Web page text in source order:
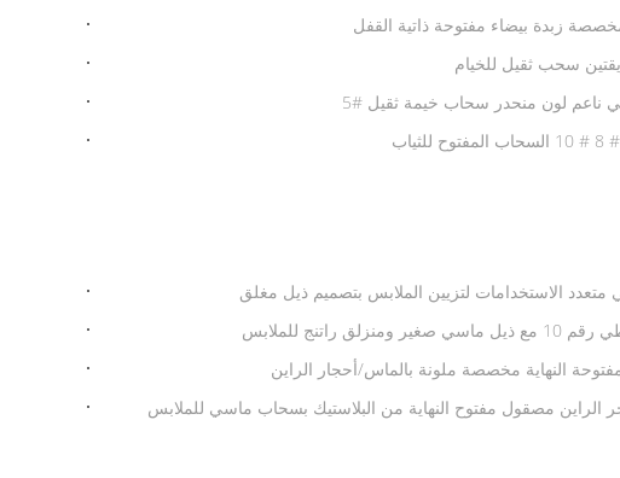
زبدة بيضاء مفتوحة ذاتية القفل
سحب ثقيل للخيام
ناعم لون منحدر سحاب خيمة ثقيل #5
الاستخدامات لتزيين الملابس بتصميم ذيل مغلق
راتنج للملابس
النهاية مخصصة ملونة بالماس/أحجار الراين